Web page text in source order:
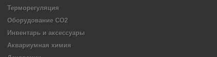
Терморегуляция
Оборудование CO2
Инвентарь и аксессуары
Аквариумная химия